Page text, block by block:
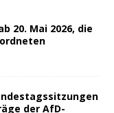
20. Mai 2026, die
der AfD-